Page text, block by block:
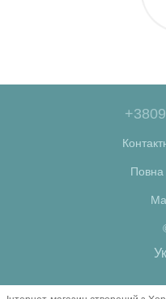
Повна